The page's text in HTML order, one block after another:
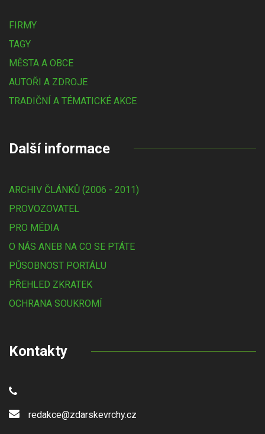
FIRMY
TAGY
MĚSTA A OBCE
AUTOŘI A ZDROJE
TRADIČNÍ A TÉMATICKÉ AKCE
Další informace
ARCHIV ČLÁNKŮ (2006 - 2011)
PROVOZOVATEL
PRO MÉDIA
O NÁS ANEB NA CO SE PTÁTE
PŮSOBNOST PORTÁLU
PŘEHLED ZKRATEK
OCHRANA SOUKROMÍ
Kontakty
redakce@zdarskevrchy.cz